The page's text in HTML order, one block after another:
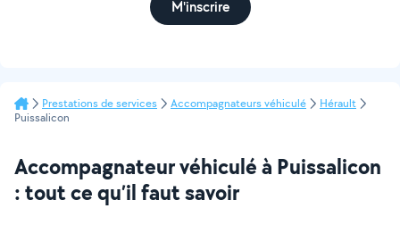
M'inscrire
Prestations de services Accompagnateurs véhiculé
Hérault
Puissalicon
Accompagnateur véhiculé à Puissalicon
: tout ce qu’il faut savoir